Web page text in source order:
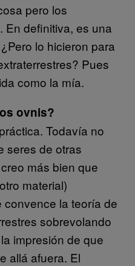
pero los
En definitiva, es una
lo hicieron para
Pues
como la mía.
ovnis?
Todavía no
seres de otras
más bien que
material)
convence la teoría de
sobrevolando
impresión de que
allá afuera. El